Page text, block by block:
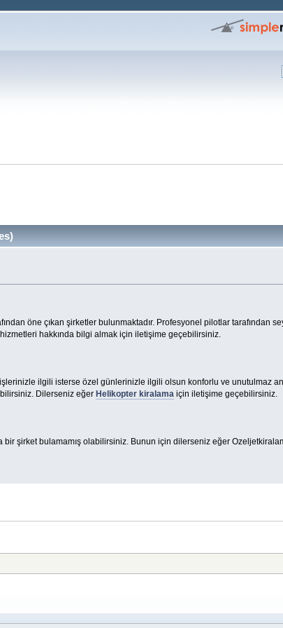
öne çıkan şirketler bulunmaktadır. Profesyonel pilotlar tarafından
hakkında bilgi almak için iletişime geçebilirsiniz.
ilgili isterse özel günlerinizle ilgili olsun konforlu ve unutulmaz
Dilerseniz eğer Helikopter kiralamaiçin iletişime geçebilirsiniz.
şirket bulamamış olabilirsiniz. Bunun için dilerseniz eğer